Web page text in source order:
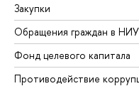
Закупки
Обращения граждан в
Фонд целевого капитала
Противодействие